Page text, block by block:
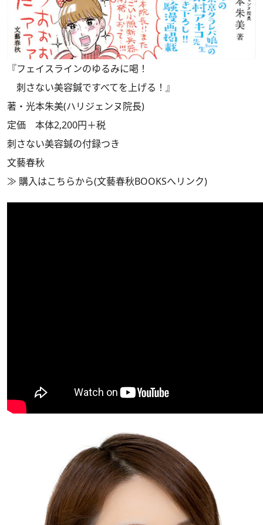
『フェイスラインのゆるみに喝！
刺さない美容鍼ですべてを上げる！』
著・光本朱美(ハリジェンヌ院長)
定価 本体2,200円＋税
刺さない美容鍼の付録つき
文藝春秋
≫ 購入はこちらから(文藝春秋BOOKSへリンク)